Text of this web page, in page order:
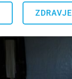
ZDRAVJE